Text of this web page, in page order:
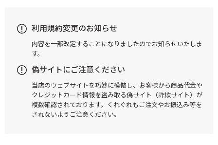
利用規約変更のお知らせ
内容を一部改定することになりましたのでお知らせいたしま
す。
偽サイトにご注意ください
当店のウェブサイトを巧妙に模倣し、お客様から商品代金や
クレジットカード情報を盗み取る偽サイト（詐欺サイト）が
複数確認されております。くれぐれもご注文やお振込み等を
されないようご注意ください。